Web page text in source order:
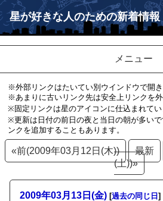
星が好きな人のための新着情報
メニュー
※外部リンクはたいてい別ウインドウで開き
※あまりに古いリンク先は安全上リンクを外
※固定リンクは星のアイコンに仕込まれてい
※更新は日付の前日の夜と当日の朝が多い
ンクを追加することもあります。
«前(2009年03月12日(木)) 最新
(土))»
2009年03月13日(金) [過去の同じ日 ]